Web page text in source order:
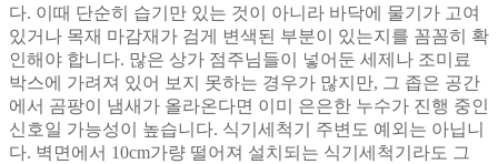
다. 이때 단순히 습기만 있는 것이 아니라 바닥에 물기가 고여
있거나 목재 마감재가 검게 변색된 부분이 있는지를 꼼꼼히 확
인해야 합니다. 많은 상가 점주님들이 넣어둔 세제나 조미료
박스에 가려져 있어 보지 못하는 경우가 많지만, 그 좁은 공간
에서 곰팡이 냄새가 올라온다면 이미 은은한 누수가 진행 중인
신호일 가능성이 높습니다. 식기세척기 주변도 예외는 아닙니
다. 벽면에서 10cm가량 떨어져 설치되는 식기세척기라도 그